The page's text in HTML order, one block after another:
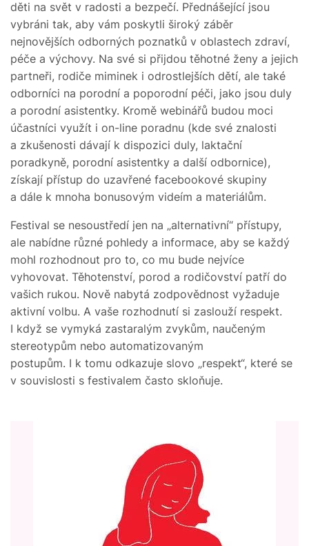
děti na svět v radosti a bezpečí. Přednášející jsou
vybráni tak, aby vám poskytli široký záběr
nejnovějších odborných poznatků v oblastech zdraví,
péče a výchovy. Na své si přijdou těhotné ženy a jejich
partneři, rodiče miminek i odrostlejších dětí, ale také
odborníci na porodní a poporodní péči, jako jsou duly
a porodní asistentky. Kromě webinářů budou moci
účastníci využít i on-line poradnu (kde své znalosti
a zkušenosti dávají k dispozici duly, laktační
poradkyně, porodní asistentky a další odbornice),
získají přístup do uzavřené facebookové skupiny
a dále k mnoha bonusovým videím a materiálům.
Festival se nesoustředí jen na „alternativní“ přístupy,
ale nabídne různé pohledy a informace, aby se každý
mohl rozhodnout pro to, co mu bude nejvíce
vyhovovat. Těhotenství, porod a rodičovství patří do
vašich rukou. Nově nabytá zodpovědnost vyžaduje
aktivní volbu. A vaše rozhodnutí si zaslouží respekt.
I když se vymyká zastaralým zvykům, naučeným
stereotypům nebo automatizovaným
postupům. I k tomu odkazuje slovo „respekt“, které se
v souvislosti s festivalem často skloňuje.